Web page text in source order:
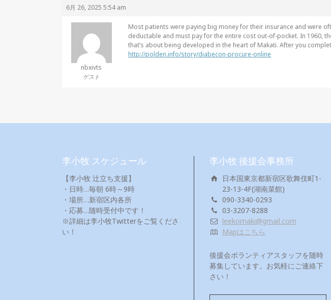
6月 26, 2025 5:54 am
nbxivts
ゲスト
Most patients were paying big money for their insurance and were
deductable and must pay for the entire cost out-of-pocket. In 1960,
that’s about being developed in the heart of Makati. After you
http://polden.info/story/diabecon-procure-online
李小牧 スケジュール
【李小牧 辻立ち支援】
・日時…毎朝 6時～9時
・場所…新宿区内各所
・応募…随時受付中です！
※詳細は李小牧Twitterをご覧くださ
い！
李小牧 後援会事務所
日本国東京都新宿区歌舞伎町1-
23-13-4F(湖南菜館)
090-3340-0293
03-3207-8288
leekomaki@gmail.com
Mapはこちら
後援会ボランティアスタッフを随時
募集しています。お気軽にご連絡下
さい！